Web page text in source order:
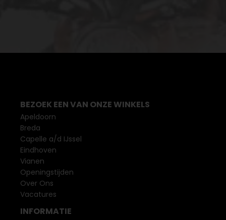
BEZOEK EEN VAN ONZE WINKELS
Apeldoorn
Breda
Capelle a/d IJssel
Eindhoven
Vianen
Openingstijden
Over Ons
Vacatures
INFORMATIE